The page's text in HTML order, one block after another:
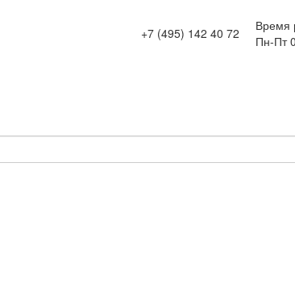
+7 (495) 142 40 72
Время
Пн-Пт